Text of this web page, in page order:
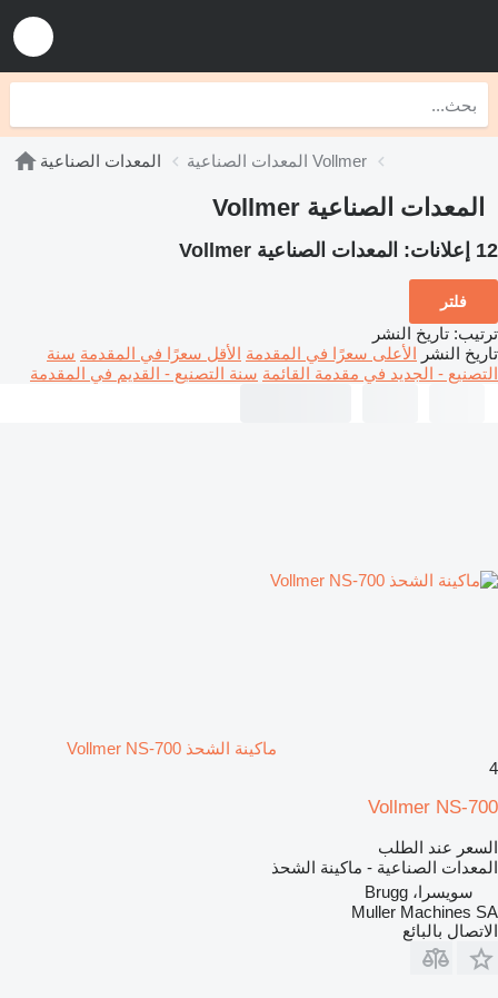
المعدات الصناعية المعدات الصناعية Vollmer
المعدات الصناعية Vollmer
12 إعلانات: المعدات الصناعية Vollmer
فلتر
ترتيب: تاريخ النشر
تاريخ النشر الأعلى سعرًا في المقدمة الأقل سعرًا في المقدمة سنة
التصنيع - الجديد في مقدمة القائمة سنة التصنيع - القديم في المقدمة
ماكينة الشحذ Vollmer NS-700
4
Vollmer NS-700
السعر عند الطلب
المعدات الصناعية - ماكينة الشحذ
سويسرا، Brugg
Muller Machines SA
الاتصال بالبائع